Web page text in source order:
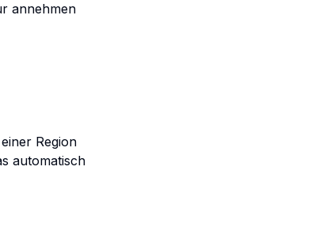
annehmen
Region
automatisch